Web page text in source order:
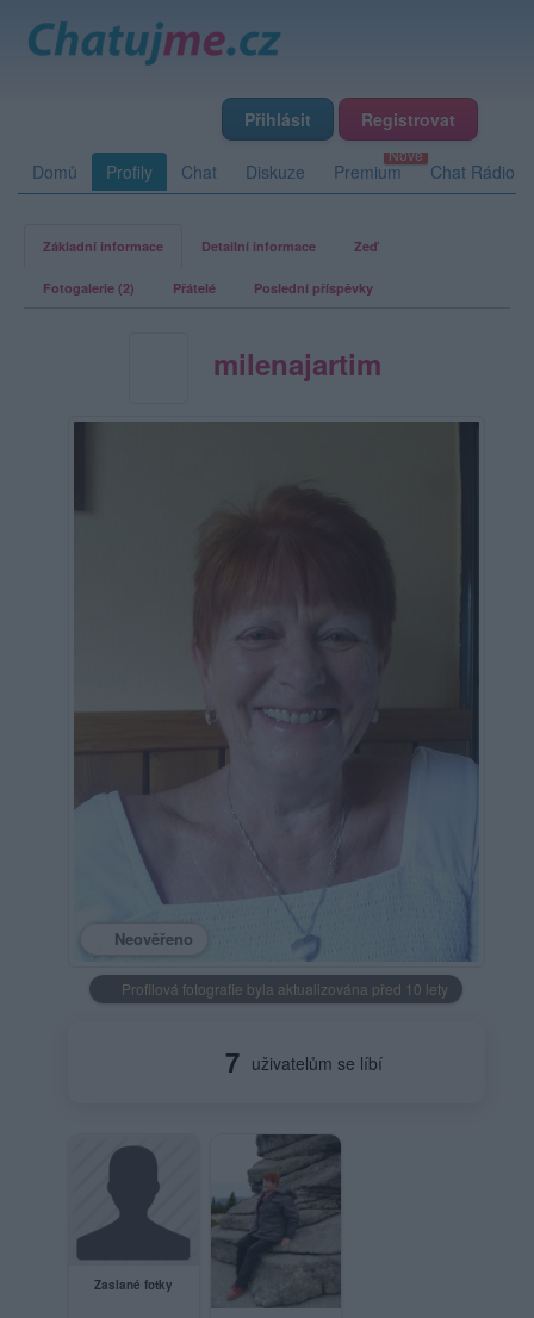
Přihlásit Registrovat
Domů Profily Chat Diskuze Premium Chat Rádio
Základní informace Detailní informace Zeď
Fotogalerie (2) Přátelé Poslední příspěvky
milenajartim
Neověřeno
Profilová fotografie byla aktualizována před 10 lety
7 uživatelům se líbí
Zaslané fotky